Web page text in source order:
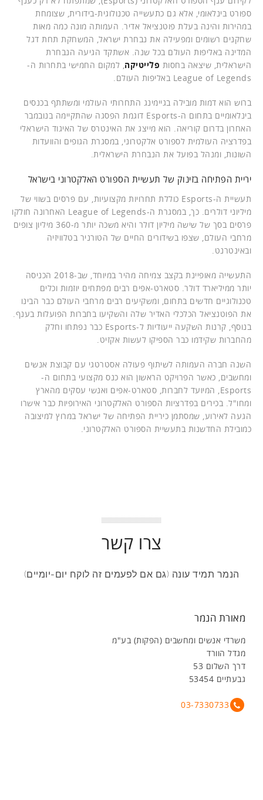
ספורט בינלאומי, אלא גם כתעשייה טכנולוגית-בידורית, שצומחת
במהירות והינה בעלת פוטנציאל אדיר. העמותה מונה כמה מאות
שחקנים רשומים ומפעילה את נבחרת ישראל, המשחקת תחת דגל
המדינה באליפות העולם בכל שנה. אשתקד הגיעה הנבחרת
הישראלית, שיצאה בחסות פלייטיקה, למקום החמישי בתחרות ה-
League of Legends באליפות העולם.
ברוש הוא דמות מובילה בגיימינג התחרותי העולמי ומשתתף בכנסים
בינלאומיים בתחום ה-Esports דוגמת הפסגה שהתקיימה בנובמבר
האחרון בדרום קוריאה. הוא מייצג את האינטרס של האיגוד הישראלי
בפדרציה העולמית לספורט אלקטרוני, במסגרת הגופים והוועדות
השונות, ומנהל בפועל את הנבחרת הישראלית.
יריית הפתיחה בזינוק של תעשיית הספורט האלקטרוני בישראל
תעשיית ה-Esports כוללת תחרויות מקצועיות, עם פרסים בשווי של
מיליוני דולרים. כך, במסגרת ה-League of Legends האחרונה חולקו
פרסים בסך של שישה מיליון דולר והיא משכה יותר מ-360 מיליון צופים
מרחבי העולם, שצפו בשידורים החיים של הטורניר בטלוויזיה
ובאינטרנט.
התעשייה מאופיינת בקצב צמיחה מהיר במיוחד, שב-2018 הכניסה
יותר ממיליארד דולר. סטארט-אפים רבים מפתחים יוזמות וכלים
טכנולוגיים חדשים בתחום, ומשקיעים רבים מרחבי העולם כבר הבינו
את הפוטנציאל הכלכלי האדיר שלה והשקיעו בחברות הפועלות בענף.
בנוסף, קרנות השקעה ייעודיות ל-Esports כבר נפתחו וחלק
מהחברות שקידמו כבר הספיקו לעשות אקזיט.
השנה חברה העמותה לשיתוף פעולה אסטרטגי עם קבוצת אנשים
ומחשבים, כאשר הפרויקט הראשון הוא כנס מקצועי בתחום ה-
Esports, המיועד לחברות, סטארט-אפים ואנשי עסקים מהארץ
ומחו"ל. בכירים בפדרציות הספורט האלקטרוני האירופיות כבר אישרו
הגעה לאירוע, שמסתמן כיריית הפתיחה של ישראל במרוץ למיצובה
כמובילת החדשנות בתעשיית הספורט האלקטרוני.
צרו קשר
הנמר תמיד עונה (גם אם לפעמים זה לוקח יום-יומיים)
מאורת הנמר
משרדי אנשים ומחשבים (הפקות) בע"מ
מגדל הוורד
דרך השלום 53
גבעתיים 53454
03-7330733